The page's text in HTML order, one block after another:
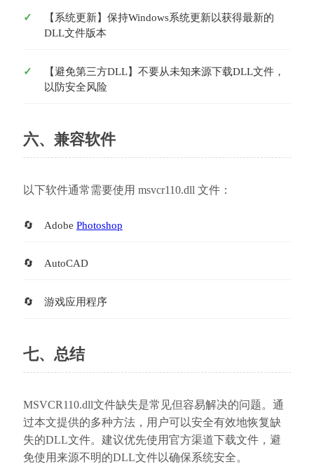
【系统更新】保持Windows系统更新以获得最新的
DLL文件版本
【避免第三方DLL】不要从未知来源下载DLL文件，
以防安全风险
六、兼容软件
以下软件通常需要使用 msvcr110.dll 文件：
Adobe Photoshop
AutoCAD
游戏应用程序
七、总结
MSVCR110.dll文件缺失是常见但容易解决的问题。通
过本文提供的多种方法，用户可以安全有效地恢复缺
失的DLL文件。建议优先使用官方渠道下载文件，避
免使用来源不明的DLL文件以确保系统安全。